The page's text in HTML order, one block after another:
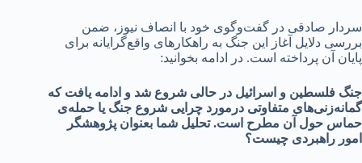
سردار صادقی در گفت‌وگوی خود با انصاف نیوز، ضمن
بررسی دلایل آغاز این جنگ به راهکارهای واقع‌گرایانه برای
پایان آن پرداخته است. در ادامه بخوانید:
جنگ فلسطین و اسرائیل در حالی شروع شد و ادامه یافت که
گمانه‌زنی‌های متفاوتی درمورد چرایی شروع جنگ یا حمله‌ی
حماس حول آن مطرح است. تحلیل شما بعنوان پژوهشگر
امور راهبردی چیست؟